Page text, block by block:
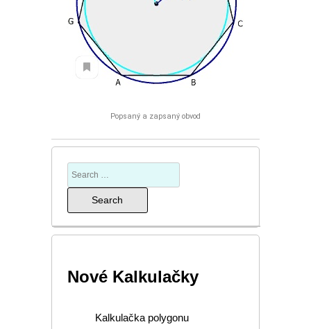
Popsaný a zapsaný obvod
Nové Kalkulačky
Kalkulačka polygonu